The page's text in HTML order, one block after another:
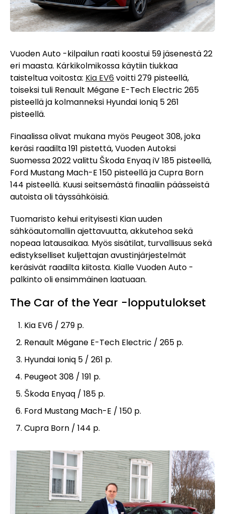
Vuoden Auto -kilpailun raati koostui 59 jäsenestä 22
eri maasta. Kärkikolmikossa käytiin tiukkaa
taisteltua voitosta: Kia EV6voitti 279 pisteellä,
toiseksi tuli Renault Mégane E-Tech Electric 265
pisteellä ja kolmanneksi Hyundai Ioniq 5 261
pisteellä.
Finaalissa olivat mukana myös Peugeot 308, joka
keräsi raadilta 191 pistettä, Vuoden Autoksi
Suomessa 2022 valittu Škoda Enyaq iV 185 pisteellä,
Ford Mustang Mach-E 150 pisteellä ja Cupra Born
144 pisteellä. Kuusi seitsemästä finaaliin päässeistä
autoista oli täyssähköisiä.
Tuomaristo kehui erityisesti Kian uuden
sähköautomallin ajettavuutta, akkutehoa sekä
nopeaa latausaikaa. Myös sisätilat, turvallisuus sekä
edistykselliset kuljettajan avustinjärjestelmät
keräsivät raadilta kiitosta. Kialle Vuoden Auto -
palkinto oli ensimmäinen laatuaan.
The Car of the Year -lopputulokset
Kia EV6 / 279 p.
Renault Mégane E-Tech Electric / 265 p.
Hyundai Ioniq 5 / 261 p.
Peugeot 308 / 191 p.
Škoda Enyaq / 185 p.
Ford Mustang Mach-E / 150 p.
Cupra Born / 144 p.